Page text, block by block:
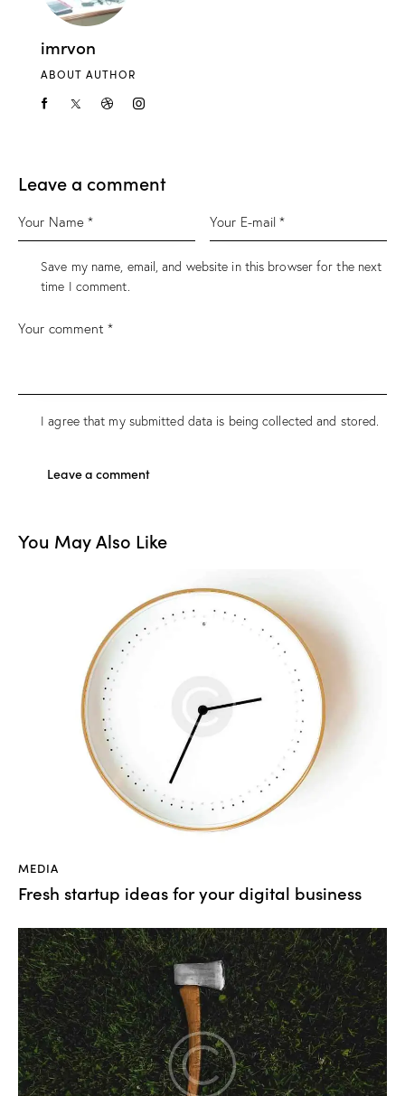
imrvon
ABOUT AUTHOR
Leave a comment
Save my name, email, and website in this browser for the next
time I comment.
I agree that my submitted data is beingcollected and stored.
You May Also Like
MEDIA
Fresh startup ideas for your digital business